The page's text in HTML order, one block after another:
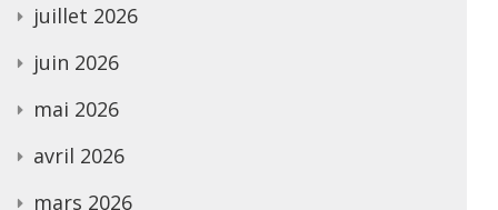
juillet 2026
juin 2026
mai 2026
avril 2026
mars 2026